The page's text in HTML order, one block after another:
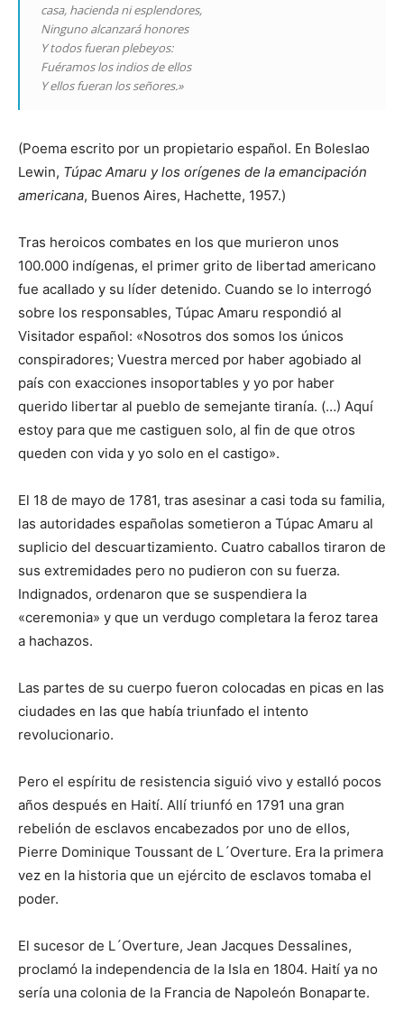
casa, hacienda ni esplendores,
Ninguno alcanzará honores
Y todos fueran plebeyos:
Fuéramos los indios de ellos
Y ellos fueran los señores.»
(Poema escrito por un propietario español. En Boleslao
Lewin, Túpac Amaru y los orígenes de la emancipación
americana, Buenos Aires, Hachette, 1957.)
Tras heroicos combates en los que murieron unos
100.000 indígenas, el primer grito de libertad americano
fue acallado y su líder detenido. Cuando se lo interrogó
sobre los responsables, Túpac Amaru respondió al
Visitador español: «Nosotros dos somos los únicos
conspiradores; Vuestra merced por haber agobiado al
país con exacciones insoportables y yo por haber
querido libertar al pueblo de semejante tiranía. (…) Aquí
estoy para que me castiguen solo, al fin de que otros
queden con vida y yo solo en el castigo».
El 18 de mayo de 1781, tras asesinar a casi toda su familia,
las autoridades españolas sometieron a Túpac Amaru al
suplicio del descuartizamiento. Cuatro caballos tiraron de
sus extremidades pero no pudieron con su fuerza.
Indignados, ordenaron que se suspendiera la
«ceremonia» y que un verdugo completara la feroz tarea
a hachazos.
Las partes de su cuerpo fueron colocadas en picas en las
ciudades en las que había triunfado el intento
revolucionario.
Pero el espíritu de resistencia siguió vivo y estalló pocos
años después en Haití. Allí triunfó en 1791 una gran
rebelión de esclavos encabezados por uno de ellos,
Pierre Dominique Toussant de L´Overture. Era la primera
vez en la historia que un ejército de esclavos tomaba el
poder.
El sucesor de L´Overture, Jean Jacques Dessalines,
proclamó la independencia de la Isla en 1804. Haití ya no
sería una colonia de la Francia de Napoleón Bonaparte.